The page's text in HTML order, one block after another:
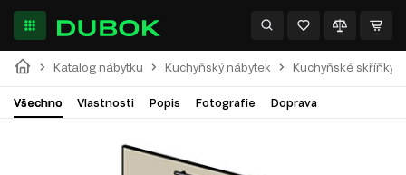
Katalog nábytku Kuchyňský nábytek Kuchyňské skříňky
Všechno Vlastnosti Popis Fotografie Doprava